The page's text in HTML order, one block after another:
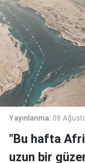
Yayınlanma: 08
"Bu hafta
uzun bir